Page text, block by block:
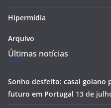
Hipermídia
Arquivo
Últimas notícias
Sonho desfeito: casal goiano
futuro em Portugal 13 de